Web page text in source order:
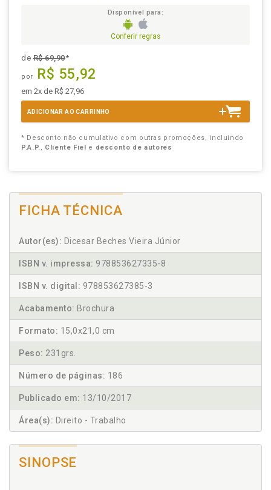
Disponível para:
Conferir regras
deR$ 69,90*
por R$ 55,92
em 2x de R$ 27,96
ADICIONAR AO CARRINHO
* Desconto não cumulativo com outras promoções, incluindo
P.A.P., Cliente Fiel e desconto de autores
FICHA TÉCNICA
Autor(es): Dicesar Beches Vieira Júnior
ISBN v. impressa: 978853627335-8
ISBN v. digital: 978853627385-3
Acabamento: Brochura
Formato: 15,0x21,0 cm
Peso: 231grs.
Número de páginas: 186
Publicado em: 13/10/2017
Área(s): Direito - Trabalho
SINOPSE